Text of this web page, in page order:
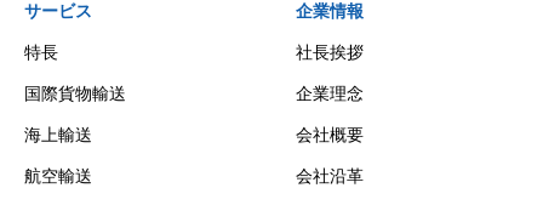
サービス
特長
国際貨物輸送
海上輸送
航空輸送
企業情報
社長挨拶
企業理念
会社概要
会社沿革